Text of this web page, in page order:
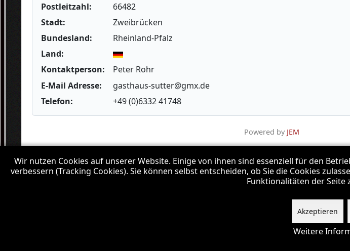
Postleitzahl:
66482
Stadt:
Zweibrücken
Bundesland:
Rheinland-Pfalz
Land:
Kontaktperson:
Peter Rohr
E-Mail Adresse:
gasthaus-sutter@gmx.de
Telefon:
+49 (0)6332 41748
Powered by JEM
Wir nutzen Cookies auf unserer Website. Einige von ihnen sind essenziell für den
verbessern (Tracking Cookies). Sie können selbst entscheiden, ob Sie die Cookies
Funktionalitäten der Seite
Akzeptieren
Weitere